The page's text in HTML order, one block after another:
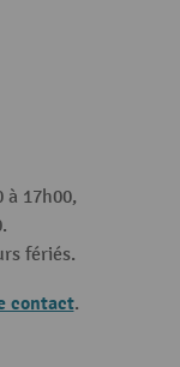
à 17h00,
fériés.
contact.